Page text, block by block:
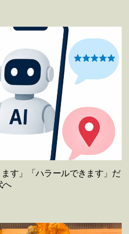
す」「ハラールできます」だ
へ